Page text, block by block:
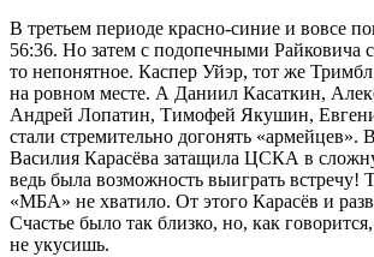
В третьем периоде красно-синие и вовсе
56:36. Но затем с подопечными Райковича
то непонятное. Каспер Уйэр, тот же
на ровном месте. А Даниил Касаткин,
Андрей Лопатин, Тимофей Якушин,
стали стремительно догонять «армейцев».
Василия Карасёва затащила ЦСКА в
ведь была возможность выиграть встречу!
«МБА» не хватило. От этого Карасёв и
Счастье было так близко, но, как
не укусишь.